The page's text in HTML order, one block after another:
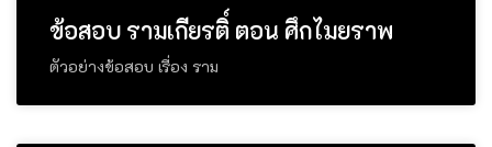
ข้อสอบ รามเกียรติ์ ตอน ศึกไมยราพ
ตัวอย่างข้อสอบ เรื่อง ราม